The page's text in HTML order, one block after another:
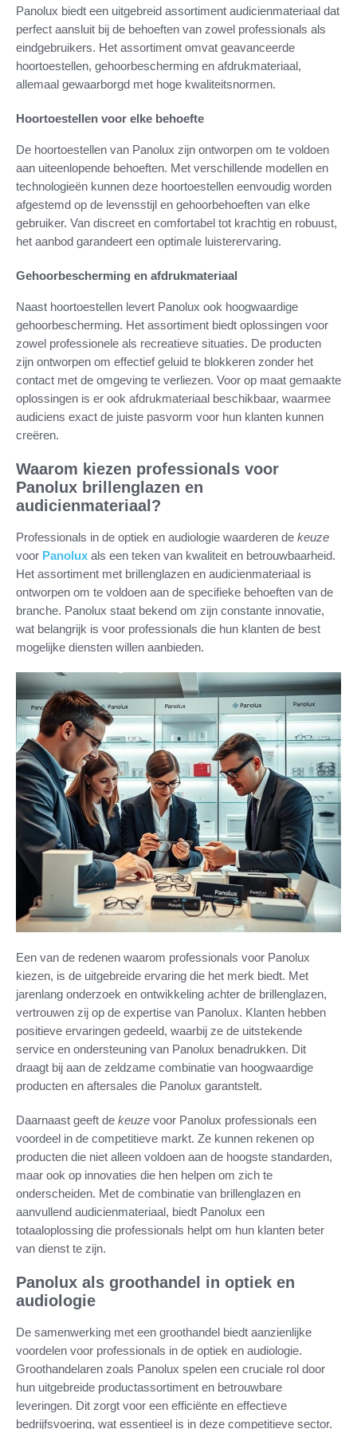
Panolux biedt een uitgebreid assortiment audicienmateriaal dat
perfect aansluit bij de behoeften van zowel professionals als
eindgebruikers. Het assortiment omvat geavanceerde
hoortoestellen, gehoorbescherming en afdrukmateriaal,
allemaal gewaarborgd met hoge kwaliteitsnormen.
Hoortoestellen voor elke behoefte
De hoortoestellen van Panolux zijn ontworpen om te voldoen
aan uiteenlopende behoeften. Met verschillende modellen en
technologieën kunnen deze hoortoestellen eenvoudig worden
afgestemd op de levensstijl en gehoorbehoeften van elke
gebruiker. Van discreet en comfortabel tot krachtig en robuust,
het aanbod garandeert een optimale luisterervaring.
Gehoorbescherming en afdrukmateriaal
Naast hoortoestellen levert Panolux ook hoogwaardige
gehoorbescherming. Het assortiment biedt oplossingen voor
zowel professionele als recreatieve situaties. De producten
zijn ontworpen om effectief geluid te blokkeren zonder het
contact met de omgeving te verliezen. Voor op maat gemaakte
oplossingen is er ook afdrukmateriaal beschikbaar, waarmee
audiciens exact de juiste pasvorm voor hun klanten kunnen
creëren.
Waarom kiezen professionals voor
Panolux brillenglazen en
audicienmateriaal?
Professionals in de optiek en audiologie waarderen de keuze
voor Panolux als een teken van kwaliteit en betrouwbaarheid.
Het assortiment met brillenglazen en audicienmateriaal is
ontworpen om te voldoen aan de specifieke behoeften van de
branche. Panolux staat bekend om zijn constante innovatie,
wat belangrijk is voor professionals die hun klanten de best
mogelijke diensten willen aanbieden.
Een van de redenen waarom professionals voor Panolux
kiezen, is de uitgebreide ervaring die het merk biedt. Met
jarenlang onderzoek en ontwikkeling achter de brillenglazen,
vertrouwen zij op de expertise van Panolux. Klanten hebben
positieve ervaringen gedeeld, waarbij ze de uitstekende
service en ondersteuning van Panolux benadrukken. Dit
draagt bij aan de zeldzame combinatie van hoogwaardige
producten en aftersales die Panolux garantstelt.
Daarnaast geeft de keuze voor Panolux professionals een
voordeel in de competitieve markt. Ze kunnen rekenen op
producten die niet alleen voldoen aan de hoogste standarden,
maar ook op innovaties die hen helpen om zich te
onderscheiden. Met de combinatie van brillenglazen en
aanvullend audicienmateriaal, biedt Panolux een
totaaloplossing die professionals helpt om hun klanten beter
van dienst te zijn.
Panolux als groothandel in optiek en
audiologie
De samenwerking met een groothandel biedt aanzienlijke
voordelen voor professionals in de optiek en audiologie.
Groothandelaren zoals Panolux spelen een cruciale rol door
hun uitgebreide productassortiment en betrouwbare
leveringen. Dit zorgt voor een efficiënte en effectieve
bedrijfsvoering, wat essentieel is in deze competitieve sector.